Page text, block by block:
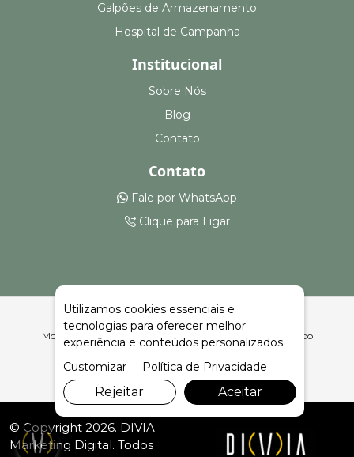
Galpões de Armazenamento
Hospital de Campanha
Institucional
Sobre Nós
Blog
Contato
Contato
Fale por WhatsApp
Clique para Ligar
Montagem e Aluguel de Hospital de Campanha em Campo
Novo | Celeiro Feiras e Eventos
© Copyright 2026. DIVIA
Marketing Digital. Todos
Utilizamos cookies essenciais e
tecnologias para oferecer melhor
experiência e conteúdos personalizados.
Customizar
Política de Privacidade
Rejeitar Aceitar